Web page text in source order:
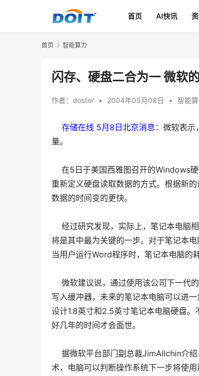
首页 AI快讯
首页 智能算力
闪存、硬盘二合为一 微软
作者： dostor • 2004年05月08日 • 智能
存储在线 5月8日北京消息 ：微软表
量。
在5日于美国西雅图召开的Windows
重新定义硬盘读取数据的方式。根据新
数据的时间变的更快。
经过研究发现，实际上，笔记本电脑
将是其中最为关键的一步。对于笔记本
当用户运行Word程序时，笔记本电脑的
微软建议说，通过使用该公司下一代
写入缓冲器，未来的笔记本电脑可以进
设计1.8英寸和2.5英寸笔记本电脑硬盘
好几年的时间才会面世。
据微软平台部门副总裁JimAllchin介绍
术，电脑可以判断操作系统下一步将使